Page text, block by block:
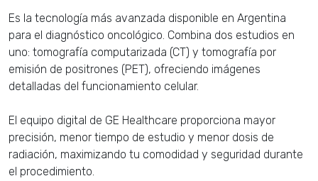
Es la tecnología más avanzada disponible en Argentina
para el diagnóstico oncológico. Combina dos estudios en
uno: tomografía computarizada (CT) y tomografía por
emisión de positrones (PET), ofreciendo imágenes
detalladas del funcionamiento celular.
El equipo digital de GE Healthcare proporciona mayor
precisión, menor tiempo de estudio y menor dosis de
radiación, maximizando tu comodidad y seguridad durante
el procedimiento.